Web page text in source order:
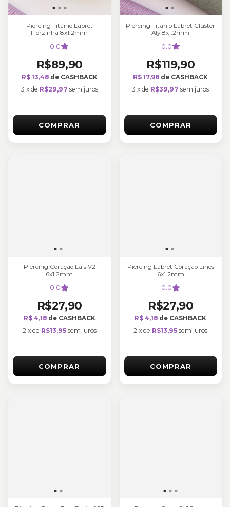
Piercing Titânio Labret
Florzinha 8x1.2mm
0.0
R$89,90
R$ 13,48de CASHBACK
3 x de R$29,97 sem juros
COMPRAR
Piercing Titânio Labret Cluster
Aly 8x1.2mm
0.0
R$119,90
R$ 17,98 de CASHBACK
3 xde R$39,97 sem juros
COMPRAR
Piercing Coração Laís V2
6x1.2mm
0.0
R$27,90
R$ 4,18de CASHBACK
2 x de R$13,95 sem juros
COMPRAR
Piercing Labret Coração Lines
6x1.2mm
0.0
R$27,90
R$ 4,18 de CASHBACK
2 xde R$13,95 sem juros
COMPRAR